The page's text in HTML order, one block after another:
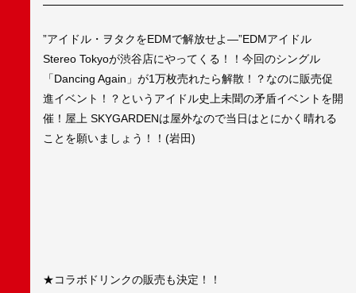
”アイドル・ヲタクをEDMで解放せよ―”EDMアイドル
Stereo Tokyoが渋谷店にやってくる！！今回のシングル
「Dancing Again」が1万枚売れたら解散！？なのに販売促
進イベント！？というアイドル史上未聞の矛盾イベントを開
催！屋上 SKYGARDENは屋外なので当日はとにかく晴れる
ことを願いましょう！！(岩田)
★コラボドリンクの販売も決定！！